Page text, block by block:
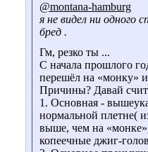
@montana-hamburg
я не видел ни одного
бред .
Гм, резко ты ...
С начала прошлого
перешёл на «монку»
Причины? Давай
1. Основная -
нормальной плетне(
выше, чем на
копеечные джиг-